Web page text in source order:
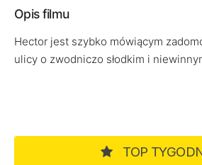
Opis filmu
Hector jest szybko mówiącym
ulicy o zwodniczo słodkim i
TOP